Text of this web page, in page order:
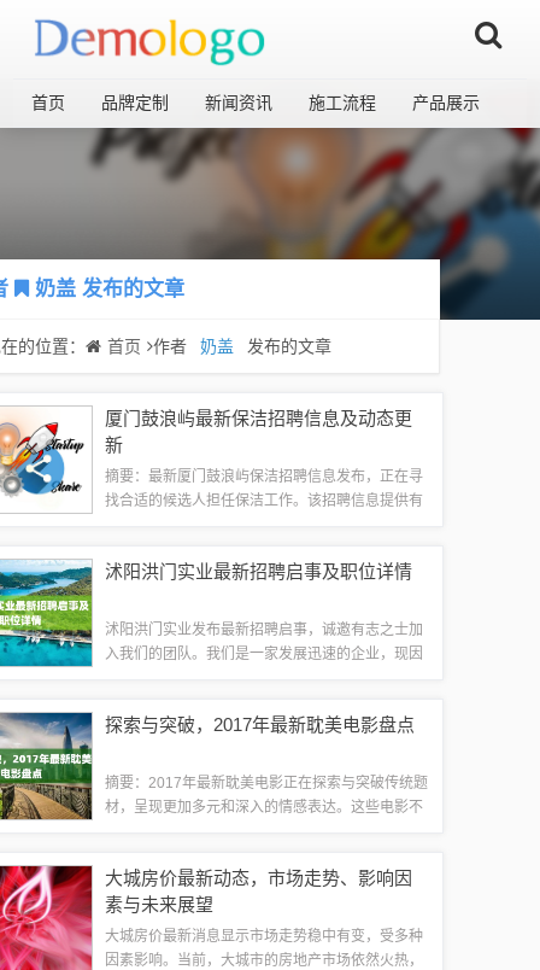
首页 品牌定制 新闻资讯 施工流程 产品展示
奶盖发布的文章
的位置： 首页 作者 奶盖 发布的文章
厦门鼓浪屿最新保洁招聘信息及动态更
新
摘要：最新厦门鼓浪屿保洁招聘信息发布，正在寻
找合适的候选人担任保洁工作。该招聘信息提供有
聘动态，及时获取最新的招聘信息。厦门鼓浪屿...
沭阳洪门实业最新招聘启事及职位详情
沭阳洪门实业发布最新招聘启事，诚邀有志之士加
入我们的团队。我们是一家发展迅速的企业，现因
欢迎有意者前来应聘，共同开启事业新篇章。...
探索与突破，2017年最新耽美电影盘点
摘要：2017年最新耽美电影正在探索与突破传统题
材，呈现更加多元和深入的情感表达。这些电影不
观众感受到深刻的情感体验，同时也引发...
大城房价最新动态，市场走势、影响因
素与未来展望
大城房价最新消息显示市场走势稳中有变，受多种
因素影响。当前，大城市的房地产市场依然火热，